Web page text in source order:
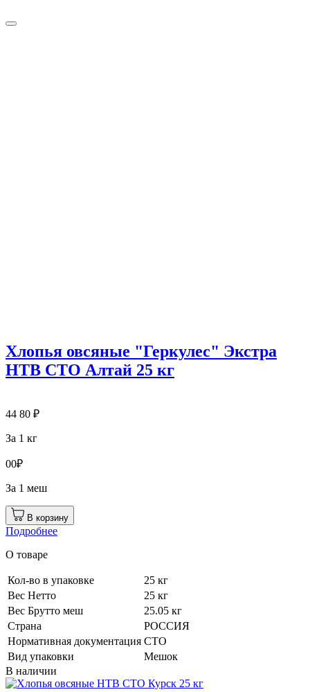
Хлопья овсяные "Геркулес" Экстра
НТВ СТО Алтай 25 кг
44 80 ₽
За 1 кг
00₽
За 1 меш
В корзину
Подробнее
О товаре
Кол-во в упаковке
25 кг
Вес Нетто
25 кг
Вес Брутто меш
25.05 кг
Страна
РОССИЯ
Нормативная документация СТО
Вид упаковки
Мешок
В наличии